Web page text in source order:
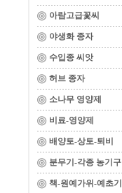
아람고급꽃씨
야생화 종자
수입종 씨앗
허브 종자
소나무 영양제
비료-영양제
배양토-상토-퇴비
분무기-각종 농기구
책-원예가위-예초기